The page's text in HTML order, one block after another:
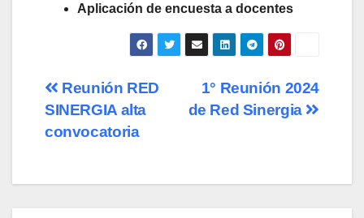
Aplicación de encuesta a docentes
Navegación
de
1° Reunión 2024
de Red Sinergia
Reunión RED
SINERGIA alta
convocatoria